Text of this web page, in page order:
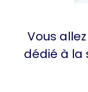
Vous
dédié à la